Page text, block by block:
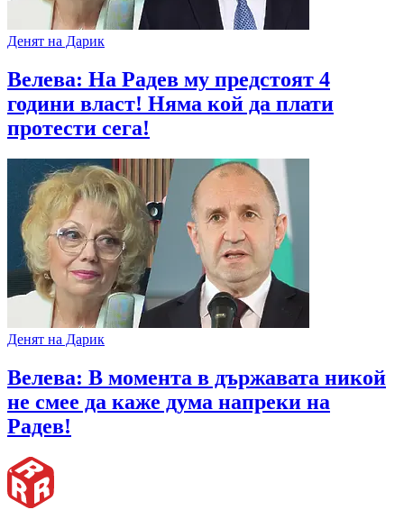
Денят на Дарик
Велева: На Радев му предстоят 4
години власт! Няма кой да плати
протести сега!
Денят на Дарик
Велева: В момента в държавата никой
не смее да каже дума напреки на
Радев!